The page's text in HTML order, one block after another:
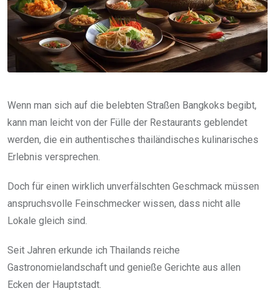
Wenn man sich auf die belebten Straßen Bangkoks begibt,
kann man leicht von der Fülle der Restaurants geblendet
werden, die ein authentisches thailändisches kulinarisches
Erlebnis versprechen.
Doch für einen wirklich unverfälschten Geschmack müssen
anspruchsvolle Feinschmecker wissen, dass nicht alle
Lokale gleich sind.
Seit Jahren erkunde ich Thailands reiche
Gastronomielandschaft und genieße Gerichte aus allen
Ecken der Hauptstadt.